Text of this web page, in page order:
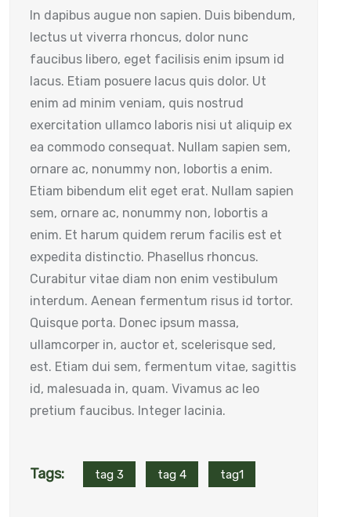
In dapibus augue non sapien. Duis bibendum,
lectus ut viverra rhoncus, dolor nunc
faucibus libero, eget facilisis enim ipsum id
lacus. Etiam posuere lacus quis dolor. Ut
enim ad minim veniam, quis nostrud
exercitation ullamco laboris nisi ut aliquip ex
ea commodo consequat. Nullam sapien sem,
ornare ac, nonummy non, lobortis a enim.
Etiam bibendum elit eget erat. Nullam sapien
sem, ornare ac, nonummy non, lobortis a
enim. Et harum quidem rerum facilis est et
expedita distinctio. Phasellus rhoncus.
Curabitur vitae diam non enim vestibulum
interdum. Aenean fermentum risus id tortor.
Quisque porta. Donec ipsum massa,
ullamcorper in, auctor et, scelerisque sed,
est. Etiam dui sem, fermentum vitae, sagittis
id, malesuada in, quam. Vivamus ac leo
pretium faucibus. Integer lacinia.
Tags: tag 3 tag 4 tag1